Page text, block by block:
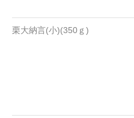
その他
栗大納言(小)(350ｇ)